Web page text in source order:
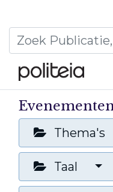
Thema's
Taal